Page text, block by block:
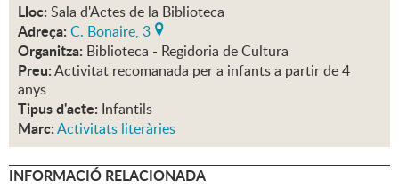
Lloc: Sala d'Actes de la Biblioteca
Adreça: C. Bonaire, 3
Organitza: Biblioteca - Regidoria de Cultura
Preu:Activitat recomanada per a infants a partir de 4
anys
Tipus d'acte: Infantils
Marc:Activitats literàries
INFORMACIÓ RELACIONADA